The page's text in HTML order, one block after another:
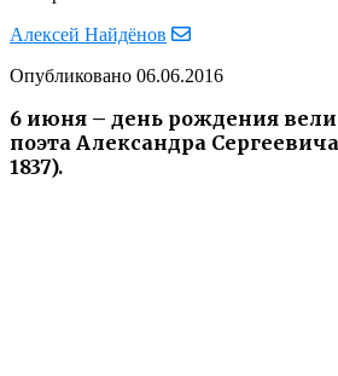
Алексей Найдёнов
Опубликовано 06.06.2016
6 июня – день рождения
поэта Александра
1837).